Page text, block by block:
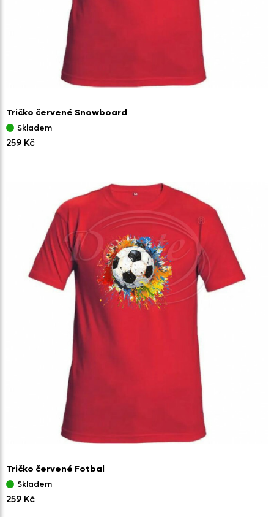
Tričko červené Snowboard
Skladem
259 Kč
Tričko červené Fotbal
Skladem
259 Kč